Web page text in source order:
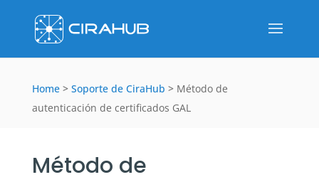
Home > Soporte de CiraHub > Método de
autenticación de certificados GAL
Método de